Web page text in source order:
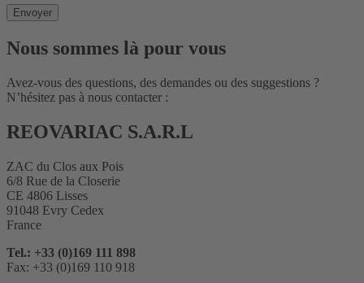
Nous sommes là pour vous
Avez-vous des questions, des demandes ou des suggestions ?
N’hésitez pas à nous contacter :
REOVARIAC S.A.R.L
ZAC du Clos aux Pois
6/8 Rue de la Closerie
CE 4806 Lisses
91048 Evry Cedex
France
Tel.: +33 (0)169 111 898
Fax: +33 (0)169 110 918